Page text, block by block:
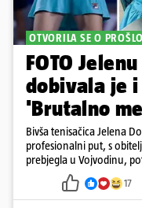
OTVORILA SE O
FOTO
dobivala je
'Brutalno
Bivša tenisačica Jelena
profesionalni put, s
prebjegla u Vojvodinu,
17